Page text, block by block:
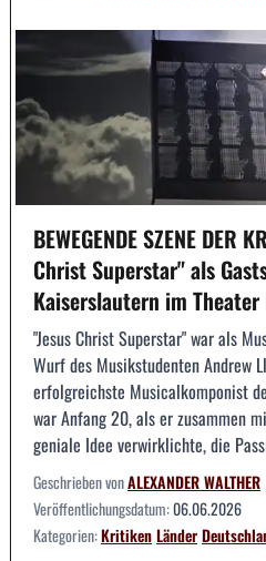
BEWEGENDE SZENE DER
Christ Superstar" als
Kaiserslautern im Theater
"Jesus Christ Superstar" war als
Wurf des Musikstudenten Andrew
erfolgreichste Musicalkomponist
war Anfang 20, als er zusammen
geniale Idee verwirklichte, die
Geschrieben vonALEXANDER WALTHER
Veröffentlichungsdatum:06.06.2026
Kategorien:KritikenLänder